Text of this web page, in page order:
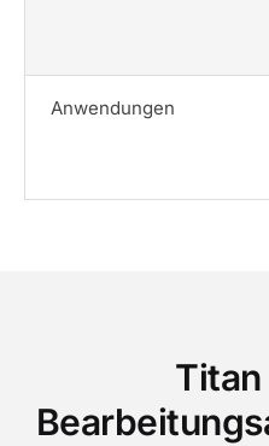
Anwendungen